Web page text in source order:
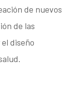
de nuevos
de las
diseño